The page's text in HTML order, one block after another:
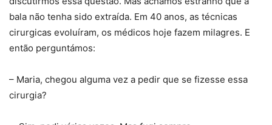
bala não tenha sido extraída. Em 40 anos, as técnicas
cirurgicas evoluíram, os médicos hoje fazem milagres. E
então perguntámos:
– Maria, chegou alguma vez a pedir que se fizesse essa
cirurgia?